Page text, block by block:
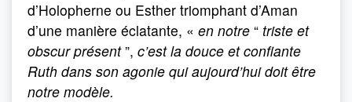
d’Holopherne ou Esther triomphant d’Aman
d’une manière éclatante, « en notre “ triste et
obscur présent”, c’est la douce et confiante
Ruth dans son agonie qui au­jourd’hui doit être
notre modèle.